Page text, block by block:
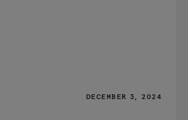
DECEMBER 3, 2024